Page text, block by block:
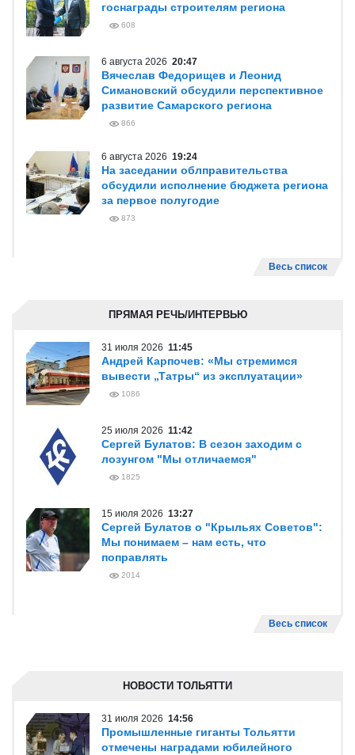
госнаграды строителям региона
608
6 августа 2026 20:47
Вячеслав Федорищев и Леонид
Симановский обсудили перспективное
развитие Самарского региона
866
6 августа 2026 19:24
На заседании облправительства
обсудили исполнение бюджета региона
за первое полугодие
873
Весь список
ПРЯМАЯ РЕЧЬ/ИНТЕРВЬЮ
31 июля 2026 11:45
Андрей Карпочев: «Мы стремимся
вывести „Татры“ из эксплуатации»
1086
25 июля 2026 11:42
Сергей Булатов: В сезон заходим с
лозунгом "Мы отличаемся"
1825
15 июля 2026 13:27
Сергей Булатов о "Крыльях Советов":
Мы понимаем – нам есть, что
поправлять
2014
Весь список
НОВОСТИ ТОЛЬЯТТИ
31 июля 2026 14:56
Промышленные гиганты Тольятти
отмечены наградами юбилейного